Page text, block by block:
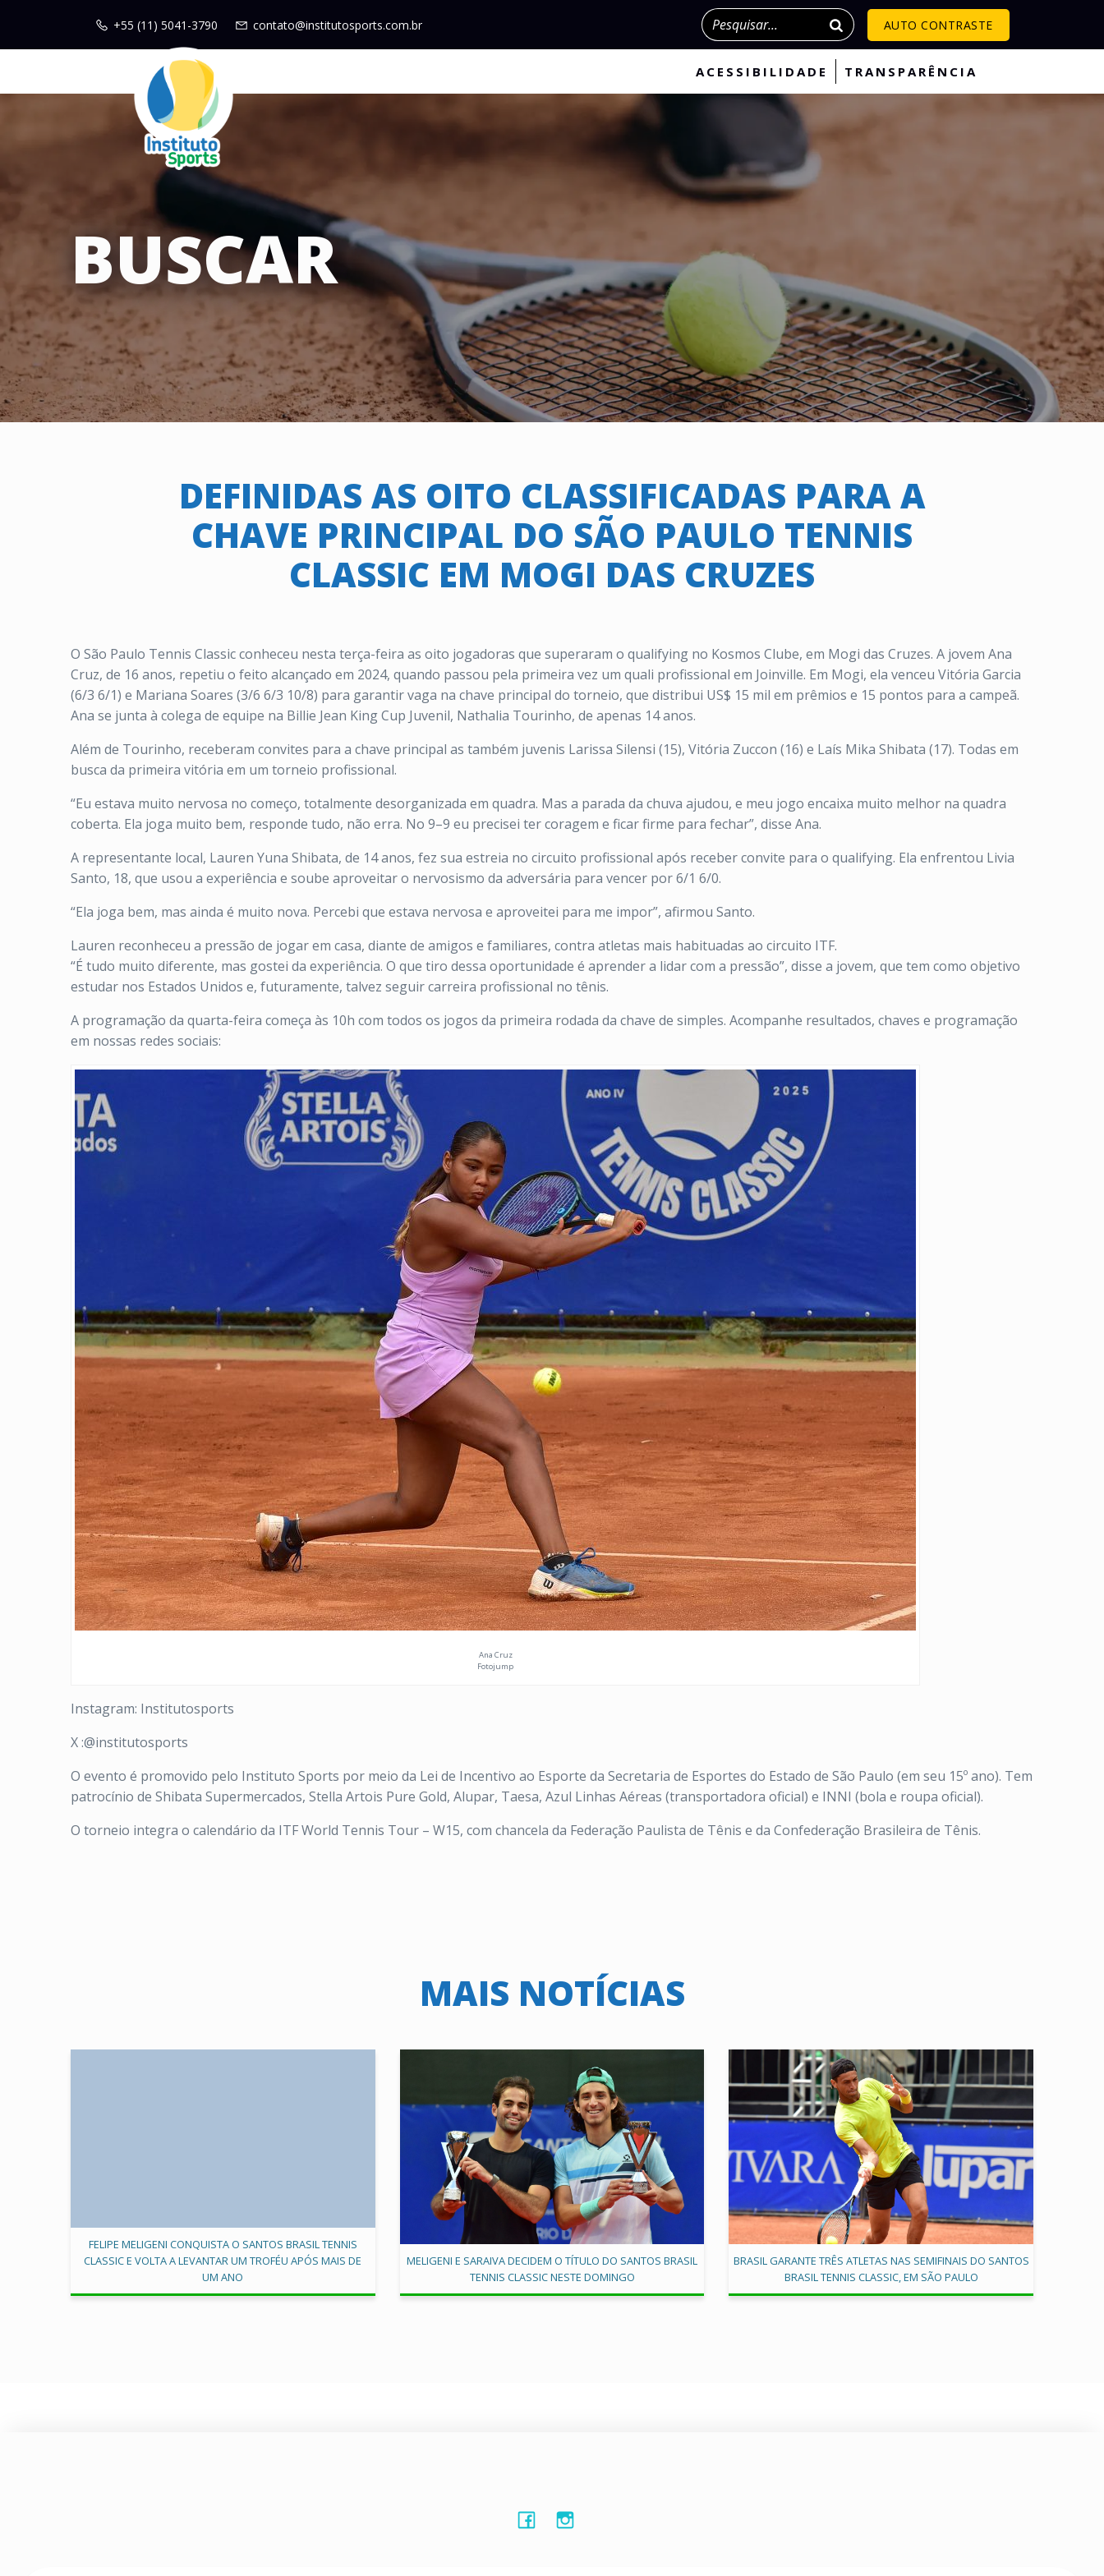
+55 (11) 5041-3790 contato@institutosports.com.br Pesquisar AUTO CONTRASTE
ACESSIBILIDADE TRANSPARÊNCIA
BUSCAR
DEFINIDAS AS OITO CLASSIFICADAS PARA A
CHAVE PRINCIPAL DO SÃO PAULO TENNIS
CLASSIC EM MOGI DAS CRUZES
O São Paulo Tennis Classic conheceu nesta terça-feira as oito jogadoras que superaram o qualifying no Kosmos Clube, em Mogi das Cruzes. A jovem Ana
Cruz, de 16 anos, repetiu o feito alcançado em 2024, quando passou pela primeira vez um quali profissional em Joinville. Em Mogi, ela venceu Vitória Garcia
(6/3 6/1) e Mariana Soares (3/6 6/3 10/8) para garantir vaga na chave principal do torneio, que distribui US$ 15 mil em prêmios e 15 pontos para a campeã.
Ana se junta à colega de equipe na Billie Jean King Cup Juvenil, Nathalia Tourinho, de apenas 14 anos.
Além de Tourinho, receberam convites para a chave principal as também juvenis Larissa Silensi (15), Vitória Zuccon (16) e Laís Mika Shibata (17). Todas em
busca da primeira vitória em um torneio profissional.
“Eu estava muito nervosa no começo, totalmente desorganizada em quadra. Mas a parada da chuva ajudou, e meu jogo encaixa muito melhor na quadra
coberta. Ela joga muito bem, responde tudo, não erra. No 9–9 eu precisei ter coragem e ficar firme para fechar”, disse Ana.
A representante local, Lauren Yuna Shibata, de 14 anos, fez sua estreia no circuito profissional após receber convite para o qualifying. Ela enfrentou Livia
Santo, 18, que usou a experiência e soube aproveitar o nervosismo da adversária para vencer por 6/1 6/0.
“Ela joga bem, mas ainda é muito nova. Percebi que estava nervosa e aproveitei para me impor”, afirmou Santo.
Lauren reconheceu a pressão de jogar em casa, diante de amigos e familiares, contra atletas mais habituadas ao circuito ITF.
“É tudo muito diferente, mas gostei da experiência. O que tiro dessa oportunidade é aprender a lidar com a pressão”, disse a jovem, que tem como objetivo
estudar nos Estados Unidos e, futuramente, talvez seguir carreira profissional no tênis.
A programação da quarta-feira começa às 10h com todos os jogos da primeira rodada da chave de simples. Acompanhe resultados, chaves e programação
em nossas redes sociais:
Ana Cruz
Fotojump
Instagram: Institutosports
X :@institutosports
O evento é promovido pelo Instituto Sports por meio da Lei de Incentivo ao Esporte da Secretaria de Esportes do Estado de São Paulo (em seu 15º ano). Tem
patrocínio de Shibata Supermercados, Stella Artois Pure Gold, Alupar, Taesa, Azul Linhas Aéreas (transportadora oficial) e INNI (bola e roupa oficial).
O torneio integra o calendário da ITF World Tennis Tour – W15, com chancela da Federação Paulista de Tênis e da Confederação Brasileira de Tênis.
MAIS NOTÍCIAS
FELIPE MELIGENI CONQUISTA O SANTOS BRASIL TENNIS
CLASSIC E VOLTA A LEVANTAR UM TROFÉU APÓS MAIS DE
UM ANO
MELIGENI E SARAIVA DECIDEM O TÍTULO DO SANTOS BRASIL
TENNIS CLASSIC NESTE DOMINGO
BRASIL GARANTE TRÊS ATLETAS NAS SEMIFINAIS DO SANTOS
BRASIL TENNIS CLASSIC, EM SÃO PAULO